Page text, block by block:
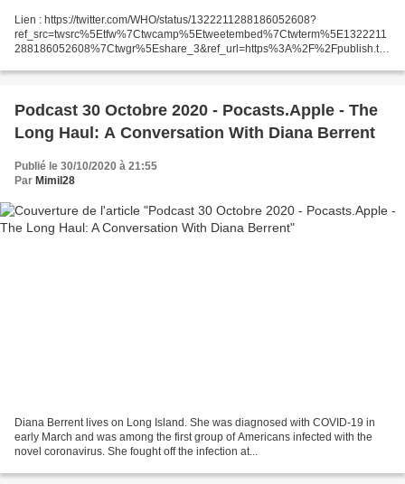
Lien : https://twitter.com/WHO/status/1322211288186052608?
ref_src=twsrc%5Etfw%7Ctwcamp%5Etweetembed%7Ctwterm%5E1322211
288186052608%7Ctwgr%5Eshare_3&ref_url=https%3A%2F%2Fpublish.twi
11288...
Podcast 30 Octobre 2020 - Pocasts.Apple - The
Long Haul: A Conversation With Diana Berrent
Publié le 30/10/2020 à 21:55
Par Mimil28
‎Diana Berrent lives on Long Island. She was diagnosed with COVID-19 in
early March and was among the first group of Americans infected with the
novel coronavirus. She fought off the infection at...